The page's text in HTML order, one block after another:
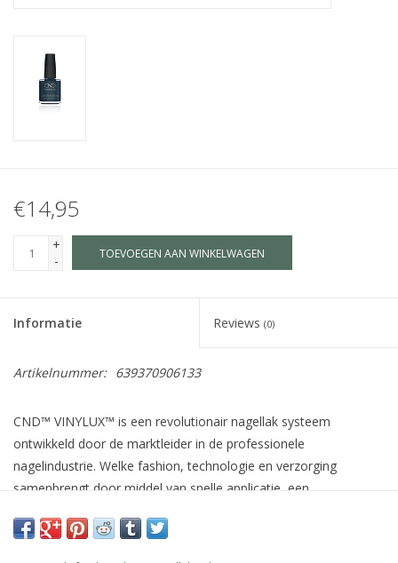
€14,95
+
-
TOEVOEGEN AAN WINKELWAGEN
Informatie Reviews (0)
Artikelnummer: 639370906133
CND™ VINYLUX™ is een revolutionair nagellak systeem
ontwikkeld door de marktleider in de professionele
nagelindustrie. Welke fashion, technologie en verzorging
samenbrengt door middel van snelle applicatie, een
natuurlijke nagel zoals Jojoba olie, Vitamine E en Keratine en